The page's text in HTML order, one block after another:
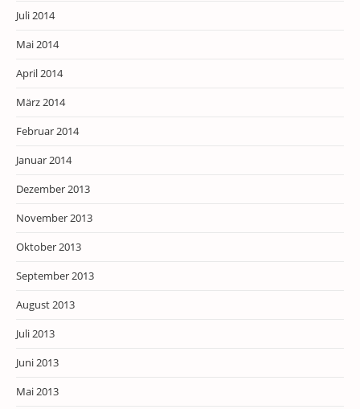
Juli 2014
Mai 2014
April 2014
März 2014
Februar 2014
Januar 2014
Dezember 2013
November 2013
Oktober 2013
September 2013
August 2013
Juli 2013
Juni 2013
Mai 2013